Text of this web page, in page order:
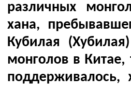
различных
хана,
Кубилая (Хубилая)
монголов в Китае,
поддерживалось,